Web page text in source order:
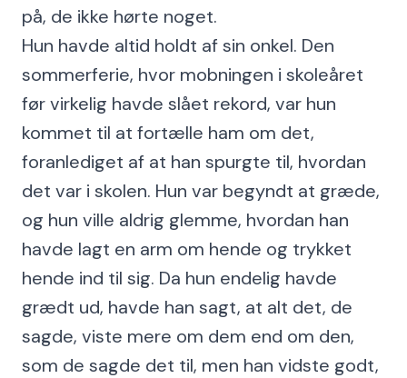
på, de ikke hørte noget.
Hun havde altid holdt af sin onkel. Den
sommerferie, hvor mobningen i skoleåret
før virkelig havde slået rekord, var hun
kommet til at fortælle ham om det,
foranlediget af at han spurgte til, hvordan
det var i skolen. Hun var begyndt at græde,
og hun ville aldrig glemme, hvordan han
havde lagt en arm om hende og trykket
hende ind til sig. Da hun endelig havde
grædt ud, havde han sagt, at alt det, de
sagde, viste mere om dem end om den,
som de sagde det til, men han vidste godt,